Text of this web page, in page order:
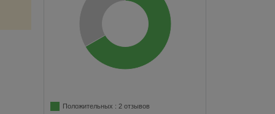
Положительных : 2 отзывов